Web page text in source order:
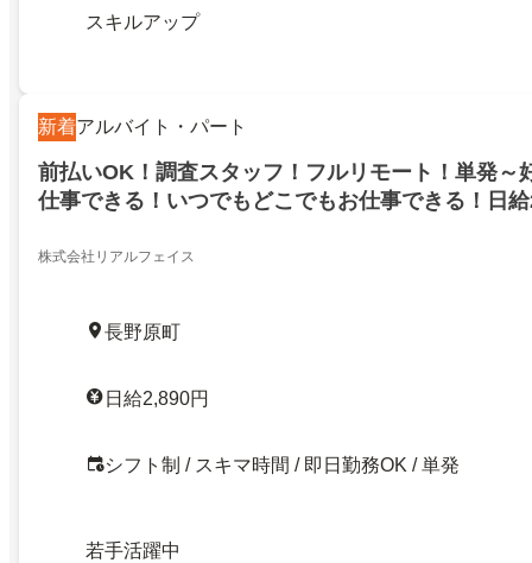
スキルアップ
新着アルバイト・パート
前払いOK！調査スタッフ！フルリモート！単発～
仕事できる！いつでもどこでもお仕事できる！日
株式会社リアルフェイス
長野原町
日給2,890円
シフト制 / スキマ時間 / 即日勤務OK / 単発
若手活躍中